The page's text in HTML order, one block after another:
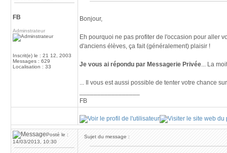
FB
Adminstrateur
Inscrit(e) le : 21 12, 2003
Messages : 629
Localisation : 33
Bonjour,
Eh pourquoi ne pas profiter de l'occasion pour aller
d'anciens élèves, ça fait (généralement) plaisir !
Je vous ai répondu par Messagerie Privée... La
... Il vous est aussi possible de tenter votre chance
FB
Posté le :
14/03/2013, 10:30
Sujet du message :